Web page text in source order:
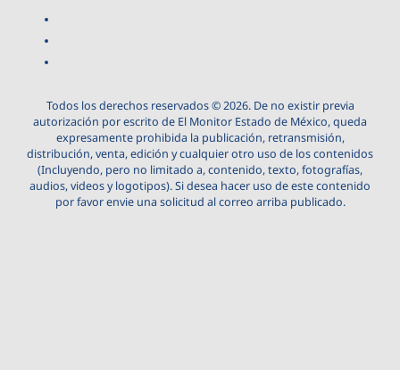
Todos los derechos reservados © 2026. De no existir previa
autorización por escrito de El Monitor Estado de México, queda
expresamente prohibida la publicación, retransmisión,
distribución, venta, edición y cualquier otro uso de los contenidos
(Incluyendo, pero no limitado a, contenido, texto, fotografías,
audios, videos y logotipos). Si desea hacer uso de este contenido
por favor envie una solicitud al correo arriba publicado.